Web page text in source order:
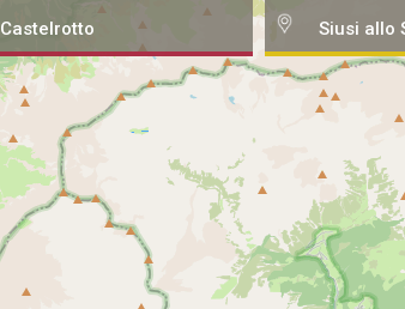
Castelrotto Siusi allo